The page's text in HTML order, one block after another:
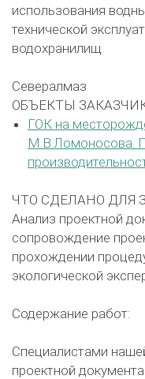
использования
технической
водохранилищ.
Севералмаз
ОБЪЕКТЫ
ГОК на
М.В.Ломоносова.
ЧТО СДЕЛАНО ДЛЯ
Анализ проектной
сопровождение
прохождении
экологической
Содержание работ:
Специалистами
проектной